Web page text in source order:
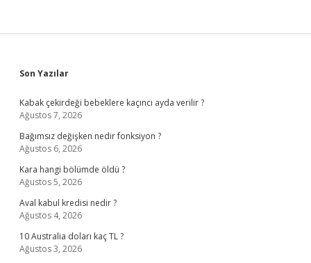
Sidebar
Son Yazılar
Kabak çekirdeği bebeklere kaçıncı ayda verilir ?
Ağustos 7, 2026
Bağımsız değişken nedir fonksiyon ?
Ağustos 6, 2026
Kara hangi bölümde öldü ?
Ağustos 5, 2026
Aval kabul kredisi nedir ?
Ağustos 4, 2026
10 Australia doları kaç TL ?
Ağustos 3, 2026